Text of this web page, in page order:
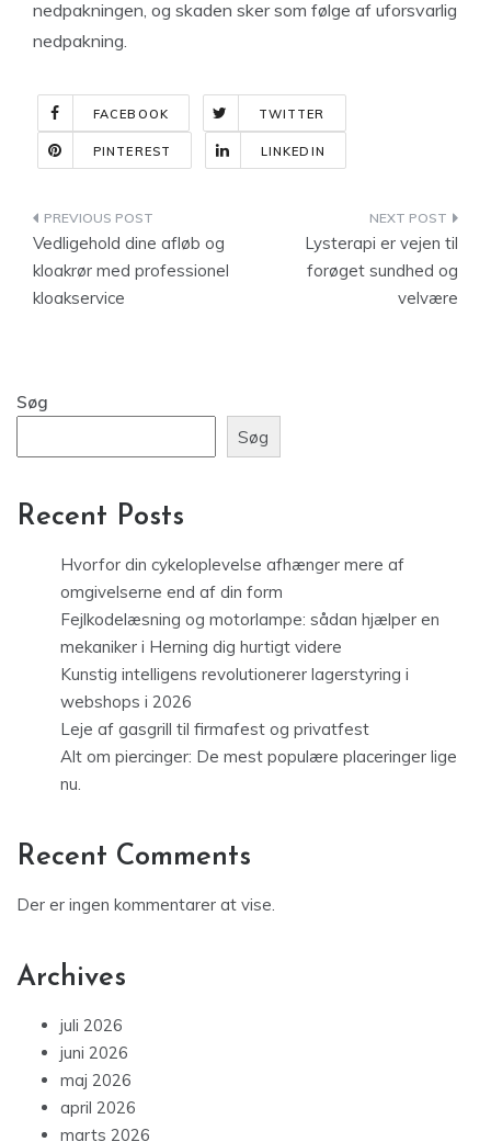
nedpakningen, og skaden sker som følge af uforsvarlig
nedpakning.
FACEBOOK TWITTER
PINTEREST LINKEDIN
Indlægsnavigation
Vedligehold dine afløb og
kloakrør med professionel
kloakservice
Lysterapi er vejen til
forøget sundhed og
velvære
Søg
Søg
Recent Posts
Hvorfor din cykeloplevelse afhænger mere af
omgivelserne end af din form
Fejlkodelæsning og motorlampe: sådan hjælper en
mekaniker i Herning dig hurtigt videre
Kunstig intelligens revolutionerer lagerstyring i
webshops i 2026
Leje af gasgrill til firmafest og privatfest
Alt om piercinger: De mest populære placeringer lige
nu.
Recent Comments
Der er ingen kommentarer at vise.
Archives
juli 2026
juni 2026
maj 2026
april 2026
marts 2026